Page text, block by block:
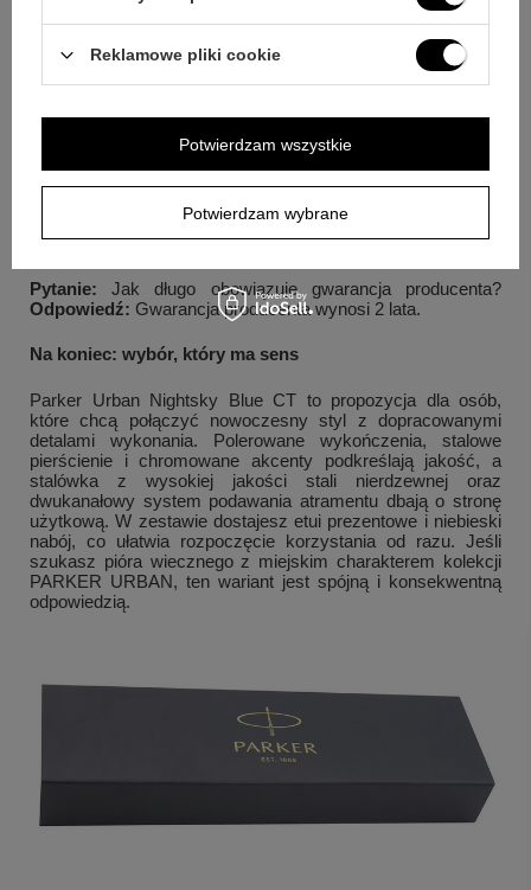
Odpowiedź:W piórze można korzystać z nabojów lub z
tłoczka napełnianego atramentem, przy czym tłoczek nie
Odpowiedź:Pierścienie są wykonane ze stali
nierdzewnej, a wykończenia są chromowane.
Jak wygląda powierzchnia korpusu?
Pytanie: Jak długo obowiązuje gwarancja producenta?
Odpowiedź: Gwarancja producenta wynosi 2 lata.
Na koniec: wybór, który ma sens
Parker Urban Nightsky Blue CT to propozycja dla osób,
które chcą połączyć nowoczesny styl z dopracowanymi
detalami wykonania. Polerowane wykończenia, stalowe
pierścienie i chromowane akcenty podkreślają jakość, a
stalówka z wysokiej jakości stali nierdzewnej oraz
dwukanałowy system podawania atramentu dbają o stronę
użytkową. W zestawie dostajesz etui prezentowe i niebieski
nabój, co ułatwia rozpoczęcie korzystania od razu. Jeśli
szukasz pióra wiecznego z miejskim charakterem kolekcji
PARKER URBAN, ten wariant jest spójną i konsekwentną
odpowiedzią.
Reklamowe pliki cookie
Potwierdzam wybrane
Potwierdzam wszystkie